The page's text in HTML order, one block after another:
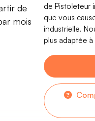
de
mois
de Pistoleteur
que vous
industrielle.
plus adaptée